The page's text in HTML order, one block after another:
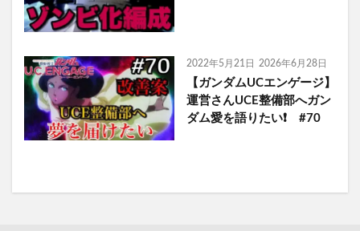
2022年5月21日 2026年6月28日
【ガンダムUCエンゲージ】
運営さんUCE整備部へガン
ダム愛を語りたい❗️ #70